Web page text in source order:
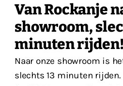
Van Rockanje
showroom,
minuten rijden!
Naar onze showroom is
slechts 13 minuten